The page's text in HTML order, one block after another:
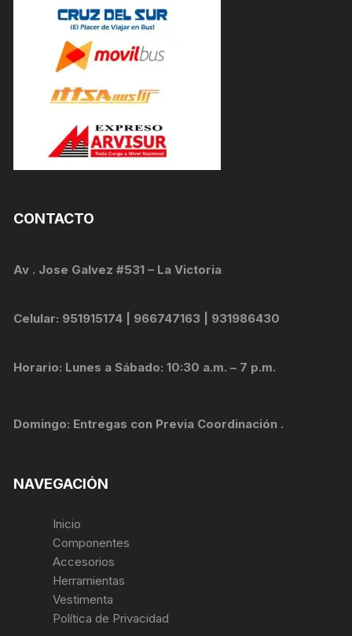
CONTACTO
Av . Jose Galvez #531 – La Victoria
Celular: 951915174 | 966747163 | 931986430
Horario: Lunes a Sábado: 10:30 a.m. – 7 p.m.
Domingo: Entregas con Previa Coordinación .
NAVEGACIÓN
Inicio
Componentes
Accesorios
Herramientas
Vestimenta
Política de Privacidad